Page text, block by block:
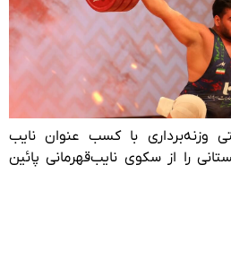
وزنه‌برداری با کسب عنوان نایب
را از سکوی نایب‌قهرمانی پائین